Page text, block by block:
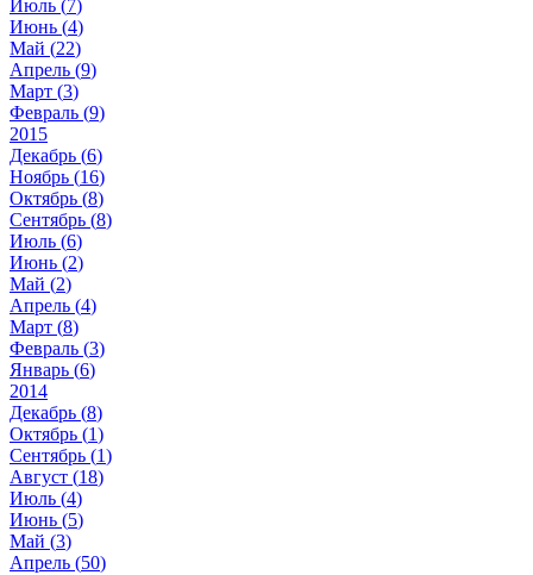
Июль (7)
Июнь (4)
Май (22)
Апрель (9)
Март (3)
Февраль (9)
2015
Декабрь (6)
Ноябрь (16)
Октябрь (8)
Сентябрь (8)
Июль (6)
Июнь (2)
Май (2)
Апрель (4)
Март (8)
Февраль (3)
Январь (6)
2014
Декабрь (8)
Октябрь (1)
Сентябрь (1)
Август (18)
Июль (4)
Июнь (5)
Май (3)
Апрель (50)